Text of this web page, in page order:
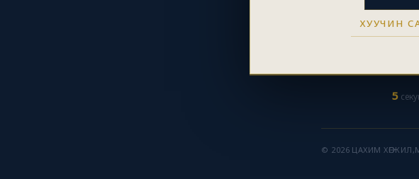
ХУУЧИН
5
© 2026 ЦАХИМ